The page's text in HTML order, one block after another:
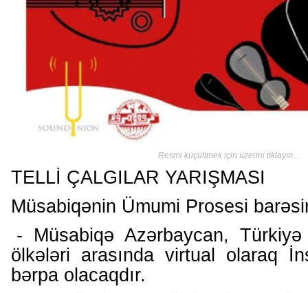
Resmi küçültmek için üzerini tıklayın...
TELLİ ÇALGILAR YARIŞMASI
Müsabiqənin Ümumi Prosesi
- Müsabiqə Azərbaycan,
ölkələri arasında virtual olaraq
bərpa olacaqdır.